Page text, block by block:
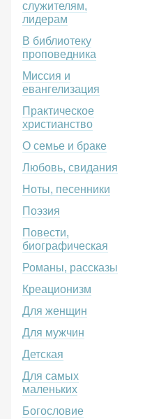
служителям,
лидерам
В библиотеку
проповедника
Миссия и
евангелизация
Практическое
христианство
О семье и браке
Любовь, свидания
Ноты, песенники
Поэзия
Повести,
биографическая
Романы, рассказы
Креационизм
Для женщин
Для мужчин
Детская
Для самых
маленьких
Богословие